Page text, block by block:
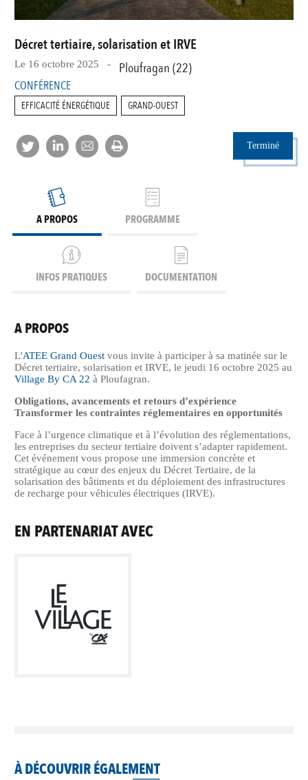
Décret tertiaire, solarisation et IRVE
Le 16 octobre 2025 - Ploufragan (22)
CONFÉRENCE
EFFICACITÉ ÉNERGÉTIQUE GRAND-OUEST
Terminé
A PROPOS PROGRAMME
INFOS PRATIQUES DOCUMENTATION
A PROPOS
L'ATEE Grand Ouest vous invite à participer à sa matinée sur le
Décret tertiaire, solarisation et IRVE, le jeudi 16 octobre 2025 au
Village By CA 22 à Ploufagran.
Obligations, avancements et retours d’expérience
Transformer les contraintes réglementaires en opportunités
Face à l’urgence climatique et à l’évolution des réglementations,
les entreprises du secteur tertiaire doivent s’adapter rapidement.
Cet événement vous propose une immersion concrète et
stratégique au cœur des enjeux du Décret Tertiaire, de la
solarisation des bâtiments et du déploiement des infrastructures
de recharge pour véhicules électriques (IRVE).
EN PARTENARIAT AVEC
À DÉCOUVRIR ÉGALEMENT